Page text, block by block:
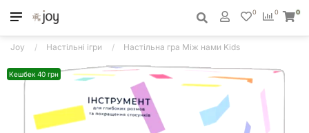
0
0 0
Joy Настільні ігри Настільна гра Між нами Kids
Кешбек 40 грн